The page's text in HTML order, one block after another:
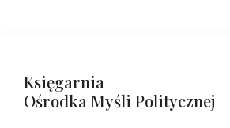
Księgarnia
Ośrodka Myśli Politycznej